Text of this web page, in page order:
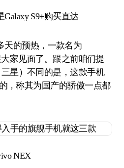
S9+购买直达
的预热，一款名为
家见面了。跟之前咱们提
星）不同的是，这款手机
，称其为国产的骄傲一点都
NEX